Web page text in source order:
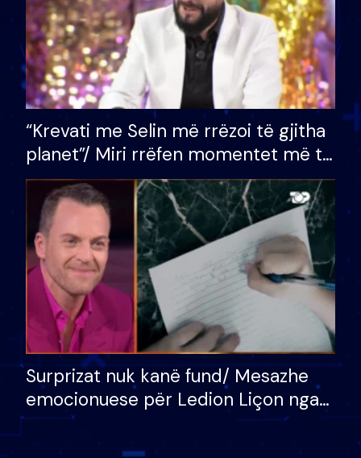
“Krevati me Selin më rrëzoi të gjitha
planet”/ Miri rrëfen momentet më të
bukura në shtëpinë e BB VIP: Do më
mungojë zilja e mëngjesit kur…
Surprizat nuk kanë fund/ Mesazhe
emocionuese për Ledion Liçon nga
nëna dhe fëmijët e tij, moderatori
nuk i mban dot lotët: Nuk meritoj…